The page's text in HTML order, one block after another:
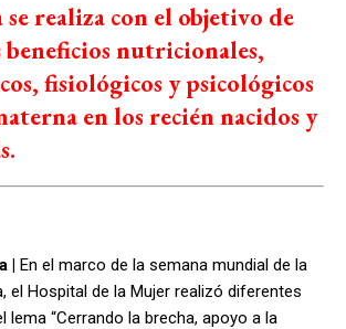
se realiza con el objetivo de
nutricionales,
fisiológicos y psicológicos
en los recién nacidos y
| En el marco de la semana mundial de la
el Hospital de la Mujer realizó diferentes
lema “Cerrando la brecha, apoyo a la